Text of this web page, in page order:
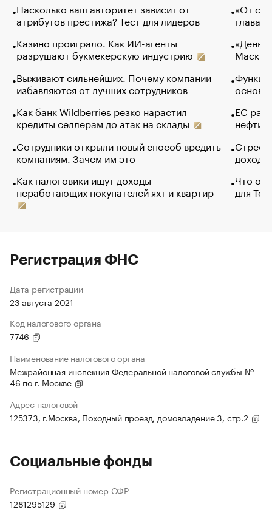
Насколько ваш авторитет зависит от
атрибутов престижа? Тест для лидеров
Казино проиграло. Как ИИ-агенты
разрушают букмекерскую индустрию
Выживают сильнейших. Почему компании
избавляются от лучших сотрудников
Как банк Wildberries резко нарастил
кредиты селлерам до атак на склады
Сотрудники открыли новый способ вредить
компаниям. Зачем им это
Как налоговики ищут доходы
неработающих покупателей яхт и квартир
«От
глава
Маск в
основ
ЕС
нефти
Что
для
Регистрация ФНС
Дата регистрации
23 августа 2021
Код налогового органа
7746
Наименование налогового органа
Межрайонная инспекция Федеральной налоговой службы №
46 по г. Москве
Адрес налоговой
125373, г.Москва, Походный проезд, домовладение 3, стр.2
Социальные фонды
Регистрационный номер СФР
1281295129